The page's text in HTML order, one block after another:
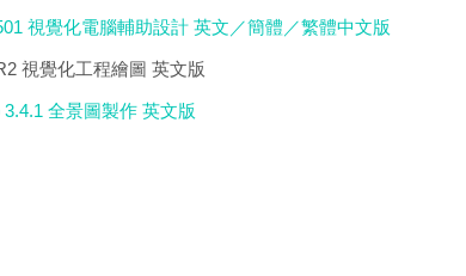
視覺化電腦輔助設計 英文／簡體／繁體中文版
視覺化工程繪圖 英文版
全景圖製作 英文版